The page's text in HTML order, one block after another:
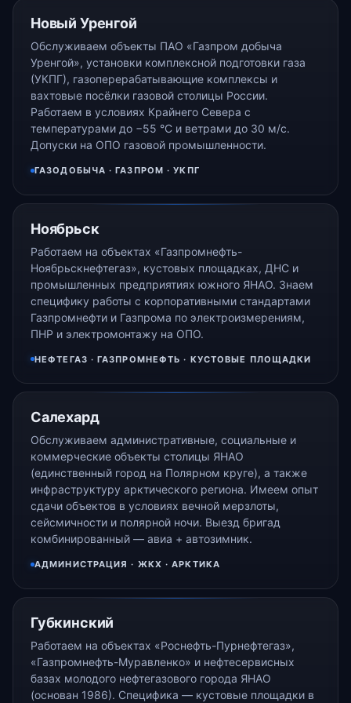
Новый Уренгой
Обслуживаем объекты ПАО «Газпром добыча
Уренгой», установки комплексной подготовки газа
(УКПГ), газоперерабатывающие комплексы и
вахтовые посёлки газовой столицы России.
Работаем в условиях Крайнего Севера с
температурами до −55 °С и ветрами до 30 м/с.
Допуски на ОПО газовой промышленности.
ГАЗОДОБЫЧА · ГАЗПРОМ · УКПГ
Ноябрьск
Работаем на объектах «Газпромнефть-
Ноябрьскнефтегаз», кустовых площадках, ДНС и
промышленных предприятиях южного ЯНАО. Знаем
специфику работы с корпоративными стандартами
Газпромнефти и Газпрома по электроизмерениям,
ПНР и электромонтажу на ОПО.
НЕФТЕГАЗ · ГАЗПРОМНЕФТЬ · КУСТОВЫЕ ПЛОЩАДКИ
Салехард
Обслуживаем административные, социальные и
коммерческие объекты столицы ЯНАО
(единственный город на Полярном круге), а также
инфраструктуру арктического региона. Имеем опыт
сдачи объектов в условиях вечной мерзлоты,
сейсмичности и полярной ночи. Выезд бригад
комбинированный — авиа + автозимник.
АДМИНИСТРАЦИЯ · ЖКХ · АРКТИКА
Губкинский
Работаем на объектах «Роснефть-Пурнефтегаз»,
«Газпромнефть-Муравленко» и нефтесервисных
базах молодого нефтегазового города ЯНАО
(основан 1986). Специфика — кустовые площадки в